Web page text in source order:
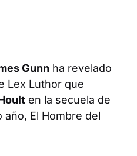
Gunn ha revelado
Lex Luthor que
en la secuela de
año, El Hombre del